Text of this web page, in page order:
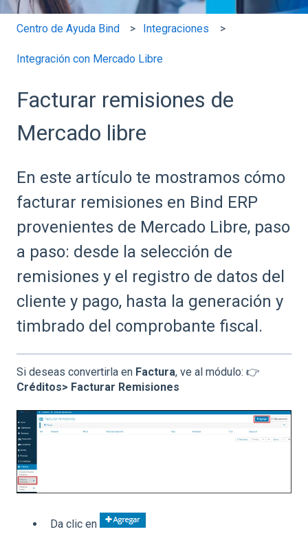
Centro de Ayuda Bind Integraciones
Integración con Mercado Libre
Facturar remisiones de
Mercado libre
En este artículo te mostramos cómo
facturar remisiones en Bind ERP
provenientes de Mercado Libre, paso
a paso: desde la selección de
remisiones y el registro de datos del
cliente y pago, hasta la generación y
timbrado del comprobante fiscal.
Si deseas convertirla en Factura, ve al módulo: 👉
Créditos> Facturar Remisiones
Da clic en